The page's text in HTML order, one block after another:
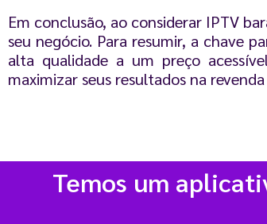
Em conclusão, ao considerar IPTV
seu negócio. Para resumir, a chave
alta qualidade a um preço
maximizar seus resultados na
Temos um